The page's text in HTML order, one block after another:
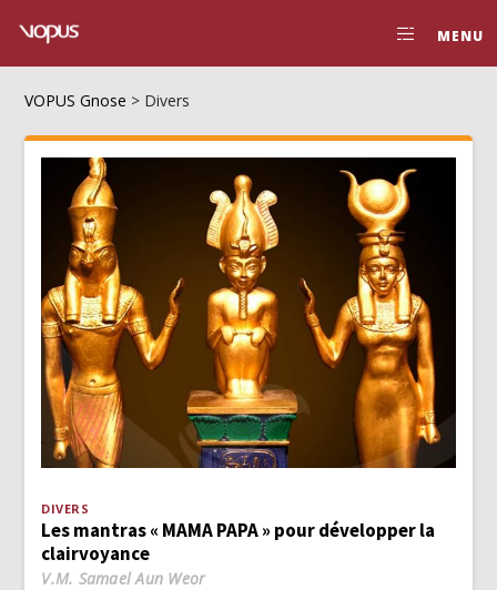
MENU
VOPUS Gnose > Divers
DIVERS
Les mantras « MAMA PAPA » pour développer la
clairvoyance
V.M. Samael Aun Weor